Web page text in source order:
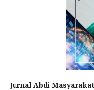
Jurnal Abdi